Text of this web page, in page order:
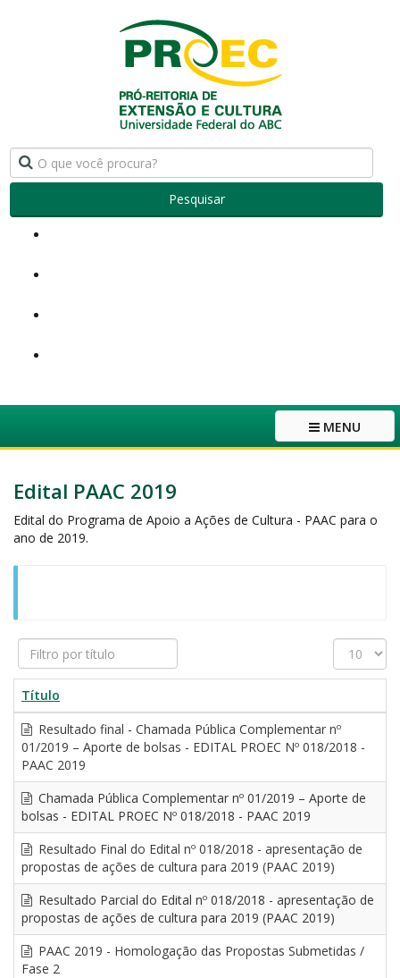
Pesquisar
MENU
Edital PAAC 2019
Edital do Programa de Apoio a Ações de Cultura - PAAC para o
ano de 2019.
Filtro
por
título
Exibir
#
Título
Resultado final - Chamada Pública Complementar nº
01/2019 – Aporte de bolsas - EDITAL PROEC Nº 018/2018 -
PAAC 2019
Chamada Pública Complementar nº 01/2019 – Aporte de
bolsas - EDITAL PROEC Nº 018/2018 - PAAC 2019
Resultado Final do Edital nº 018/2018 - apresentação de
propostas de ações de cultura para 2019 (PAAC 2019)
Resultado Parcial do Edital nº 018/2018 - apresentação de
propostas de ações de cultura para 2019 (PAAC 2019)
PAAC 2019 - Homologação das Propostas Submetidas /
Fase 2